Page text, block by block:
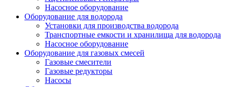
Насосное оборудование
Оборудование для водорода
Установки для производства водорода
Транспортные емкости и хранилища для водорода
Насосное оборудование
Оборудование для газовых смесей
Газовые смесители
Газовые редукторы
Насосы